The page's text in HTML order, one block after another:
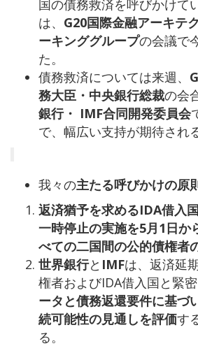
国の債務救済を呼びかけて
は、 G20国際金融アーキテ
ーキンググループの会議で
た。
債務救済については来週、
務大臣・中央銀行総裁の会
銀行・ IMF合同開発委員会
で、幅広い支持が期待される
我々の主たる呼びかけの原
返済猶予を求めるIDA借入
一時停止の実施を5月1日か
べての二国間の公的債権者
世界銀行と IMFは、返済延
権者およびIDA借入国と緊密
ータと債務返還要件に基づ
続可能性の見通しを評価す
る。